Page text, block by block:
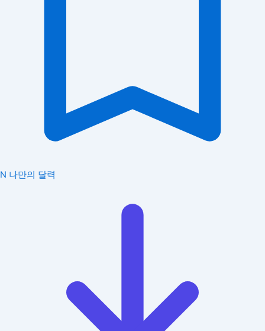
N 나만의 달력